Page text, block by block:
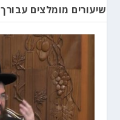
שיעורים מומלצים עבורך